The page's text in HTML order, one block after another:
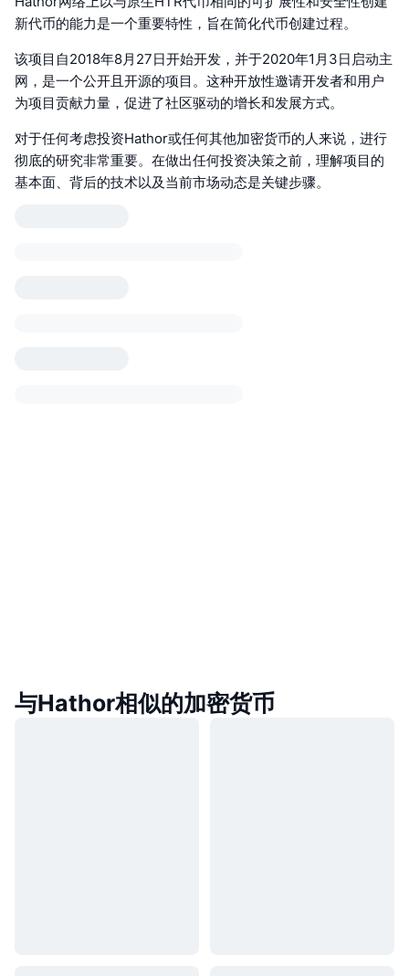
新代币的能力是一个重要特性，旨在简化代币创建过程。
该项目自2018年8月27日开始开发，并于2020年1月3日启动主
网，是一个公开且开源的项目。这种开放性邀请开发者和用户
为项目贡献力量，促进了社区驱动的增长和发展方式。
对于任何考虑投资Hathor或任何其他加密货币的人来说，进行
彻底的研究非常重要。在做出任何投资决策之前，理解项目的
基本面、背后的技术以及当前市场动态是关键步骤。
与Hathor相似的加密货币